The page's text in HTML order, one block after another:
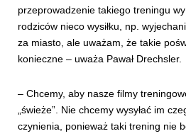
przeprowadzenie takiego treningu
rodziców nieco wysiłku, np.
za miasto, ale uważam, że takie
konieczne – uważa Pawał Drechsler.
– Chcemy, aby nasze filmy
„świeże”. Nie chcemy wysyłać im
czynienia, ponieważ taki trening nie